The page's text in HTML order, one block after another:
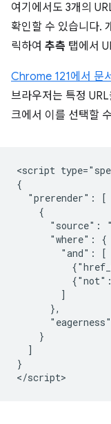
여기에서도 3개의
확인할 수 있습니다.
릭하여 추측 탭에서
Chrome 121에서 문
브라우저는 특정
크에서 이를 선택할
<script
{
  "prerender": [
    {
"source":
      "where": {
        "and": [
        ]
      },
    }
  ]
}